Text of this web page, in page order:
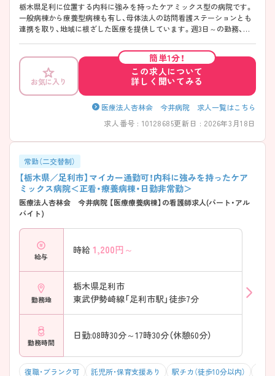
栃木県足利に位置する内科に強みを持ったケアミックス型の病院です。
一般病棟から療養型病棟も有し、母体法人の訪問看護ステーションとも
連携を取り、地域に根ざした医療を提供しています。週3日～の勤務、日
だけます♪ ご興味ある方には、面接対策ポイントなど、さらに詳細をお
話しいたしますのでお気軽にご相談ください。
お気に入り
簡単1分！
この求人について
詳しく聞いてみる
医療法人杏林会 今井病院 求人一覧はこちら
求人番号 : 10128685更新日 : 2026年3月18日
常勤（二交替制）
【栃木県／足利市】マイカー通勤可！内科に強みを持ったケア
ミックス病院＜正看・療養病棟・日勤非常勤＞
医療法人杏林会 今井病院 【医療療養病棟】の看護師求人(パート・アル
バイト)
給与
時給 1,200円～
勤務地
栃木県足利市
東武伊勢崎線「足利市駅」徒歩7分
勤務時間
日勤:08時30分～17時30分（休憩60分）
復職・ブランク可 託児所・保育支援あり 駅チカ（徒歩10分以内）